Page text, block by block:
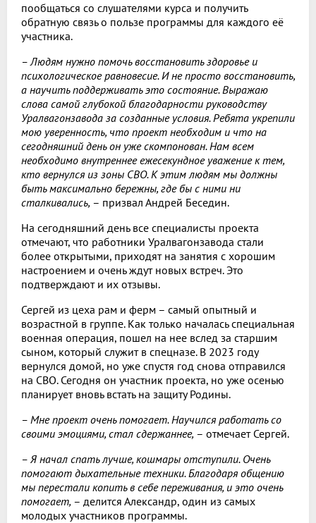
пообщаться со слушателями курса и получить
обратную связь о пользе программы для каждого её
участника.
– Людям нужно помочь восстановить здоровье и
психологическое равновесие. И не просто восстановить,
а научить поддерживать это состояние. Выражаю
слова самой глубокой благодарности руководству
Уралвагонзавода за созданные условия. Ребята укрепили
мою уверенность, что проект необходим и что на
сегодняшний день он уже скомпонован. Нам всем
необходимо внутреннее ежесекундное уважение к тем,
кто вернулся из зоны СВО. К этим людям мы должны
быть максимально бережны, где бы с ними ни
сталкивались, – призвал Андрей Беседин.
На сегодняшний день все специалисты проекта
отмечают, что работники Уралвагонзавода стали
более открытыми, приходят на занятия с хорошим
настроением и очень ждут новых встреч. Это
подтверждают и их отзывы.
Сергей из цеха рам и ферм – самый опытный и
возрастной в группе. Как только началась специальная
военная операция, пошел на нее вслед за старшим
сыном, который служит в спецназе. В 2023 году
вернулся домой, но уже спустя год снова отправился
на СВО. Сегодня он участник проекта, но уже осенью
планирует вновь встать на защиту Родины.
– Мне проект очень помогает. Научился работать со
своими эмоциями, стал сдержаннее, – отмечает Сергей.
– Я начал спать лучше, кошмары отступили. Очень
помогают дыхательные техники. Благодаря общению
мы перестали копить в себе переживания, и это очень
помогает, – делится Александр, один из самых
молодых участников программы.